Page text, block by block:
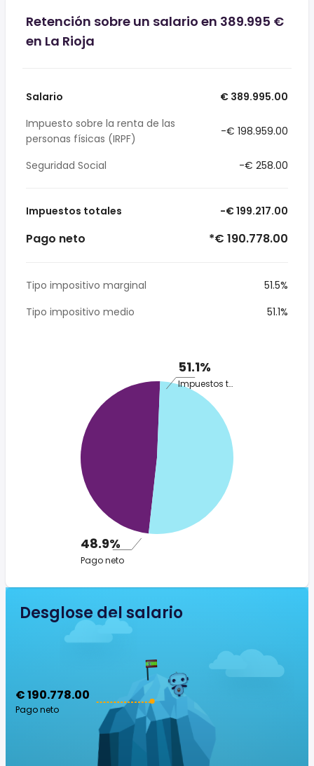
Retención sobre un salario en 389.995 €
en La Rioja
Salario
€ 389.995.00
Impuesto sobre la renta de las
personas físicas (IRPF)
-€ 198.959.00
Seguridad Social -€ 258.00
Impuestos totales -€ 199.217.00
Pago neto *€ 190.778.00
Tipo impositivo marginal
51.5%
Tipo impositivo medio
51.1%
51.1%
Impuestos totales
48.9%
Pago neto
Desglose del salario
€ 190.778.00
Pago neto